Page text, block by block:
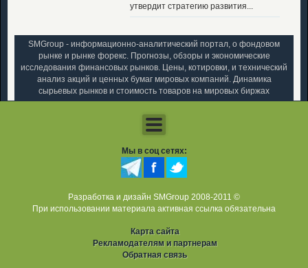
утвердит стратегию развития...
SMGroup - информационно-аналитический портал, о фондовом
рынке и рынке форекс. Прогнозы, обзоры и экономические
исследования финансовых рынков. Цены, котировки, и технический
анализ акций и ценных бумаг мировых компаний. Динамика
сырьевых рынков и стоимость товаров на мировых биржах
Мы в соц сетях:
Разработка и дизайн SMGroup 2008-2011 ©
При использовании материала активная ссылка обязательна
Карта сайта
Рекламодателям и партнерам
Обратная связь